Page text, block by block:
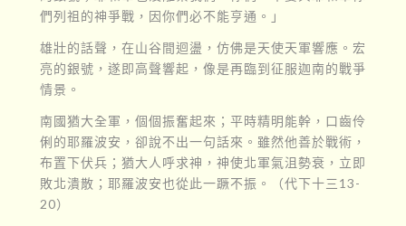
們列祖的神爭戰，因你們必不能亨通。」
雄壯的話聲，在山谷間迴盪，仿佛是天使天軍響應。宏
亮的銀號，遂即高聲響起，像是再臨到征服迦南的戰爭
情景。
南國猶大全軍，個個振奮起來；平時精明能幹，口齒伶
俐的耶羅波安，卻說不出一句話來。雖然他善於戰術，
布置下伏兵；猶大人呼求神，神使北軍氣沮勢衰，立即
敗北潰散；耶羅波安也從此一蹶不振。（代下十三13-
20）